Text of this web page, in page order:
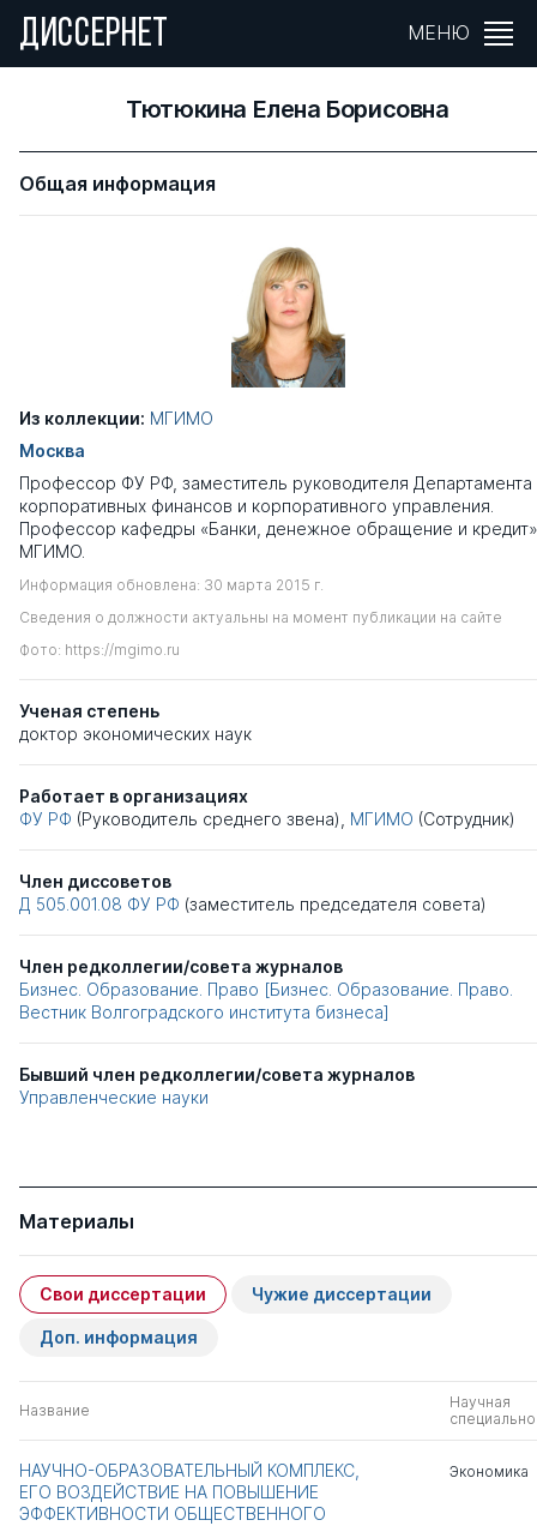
ДИССЕРНЕТ МЕНЮ
Тютюкина Елена Борисовна
Общая информация
Из коллекции: МГИМО
Москва
Профессор ФУ РФ, заместитель руководителя Департамента
корпоративных финансов и корпоративного управления​.
Профессор кафедры «Банки, денежное обращение и
МГИМО.
Информация обновлена: 30 марта 2015 г.
Сведения о должности актуальны на момент публикации на сайте
Фото: https://mgimo.ru
Ученая степень
доктор экономических наук
Работает в организациях
ФУ РФ (Руководитель среднего звена), МГИМО (Сотрудник)
Член диссоветов
Д 505.001.08 ФУ РФ (заместитель председателя совета)
Член редколлегии/совета журналов
Бизнес. Образование. Право [Бизнес. Образование. Право.
Вестник Волгоградского института бизнеса]
Бывший член редколлегии/совета журналов
Управленческие науки
Материалы
Свои диссертации Чужие диссертации
Доп. информация
Название
Научная
НАУЧНО-ОБРАЗОВАТЕЛЬНЫЙ КОМПЛЕКС,
ЕГО ВОЗДЕЙСТВИЕ НА ПОВЫШЕНИЕ
ЭФФЕКТИВНОСТИ ОБЩЕСТВЕННОГО
Экономика